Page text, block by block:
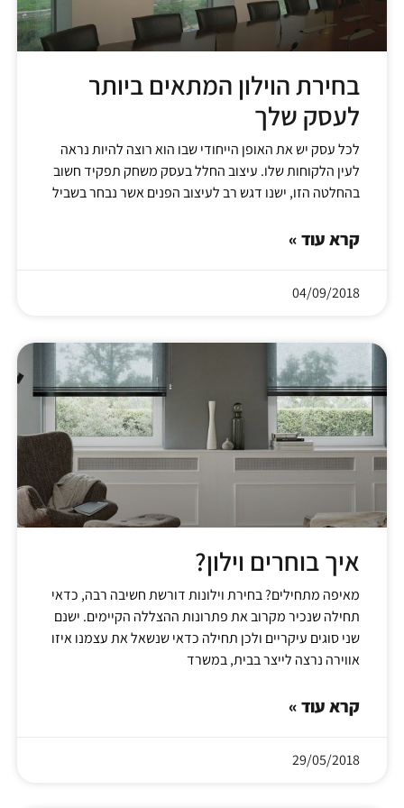
בחירת הוילון המתאים ביותר
לעסק שלך
לכל עסק יש את האופן הייחודי שבו הוא רוצה להיות נראה
לעין הלקוחות שלו. עיצוב החלל בעסק משחק תפקיד חשוב
בהחלטה הזו, ישנו דגש רב לעיצוב הפנים אשר נבחר בשביל
קרא עוד »
04/09/2018
איך בוחרים וילון?
מאיפה מתחילים? בחירת וילונות דורשת חשיבה רבה, כדאי
תחילה שנכיר מקרוב את פתרונות ההצללה הקיימים. ישנם
שני סוגים עיקריים ולכן תחילה כדאי שנשאל את עצמנו איזו
אווירה נרצה לייצר בבית, במשרד
קרא עוד »
29/05/2018